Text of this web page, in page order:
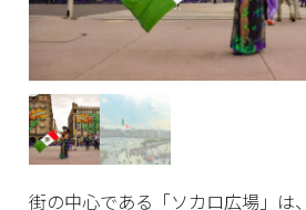
街の中心である「ソカロ広場」は